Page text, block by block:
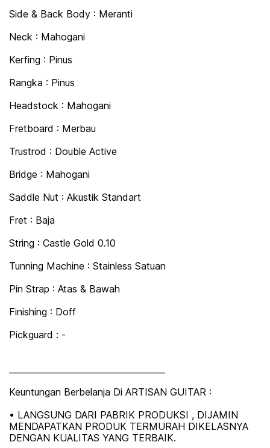
Side & Back Body : Meranti
Neck : Mahogani
Kerfing : Pinus
Rangka : Pinus
Headstock : Mahogani
Fretboard : Merbau
Trustrod : Double Active
Bridge : Mahogani
Saddle Nut : Akustik Standart
Fret : Baja
String : Castle Gold 0.10
Tunning Machine : Stainless Satuan
Pin Strap : Atas & Bawah
Finishing : Doff
Pickguard : -
Keuntungan Berbelanja Di ARTISAN GUITAR :
• LANGSUNG DARI PABRIK PRODUKSI , DIJAMIN
MENDAPATKAN PRODUK TERMURAH DIKELASNYA
DENGAN KUALITAS YANG TERBAIK.